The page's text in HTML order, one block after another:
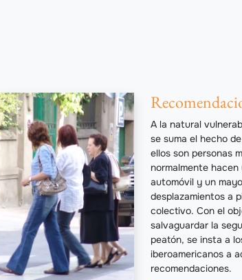
A la natural
se suma el hecho
ellos son personas
normalmente hacen
automóvil y un
desplazamientos a
colectivo. Con el
salvaguardar la
peatón, se insta a
iberoamericanos a
recomendaciones.